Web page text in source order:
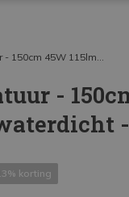
- 150cm 45W 115lm...
-
korting